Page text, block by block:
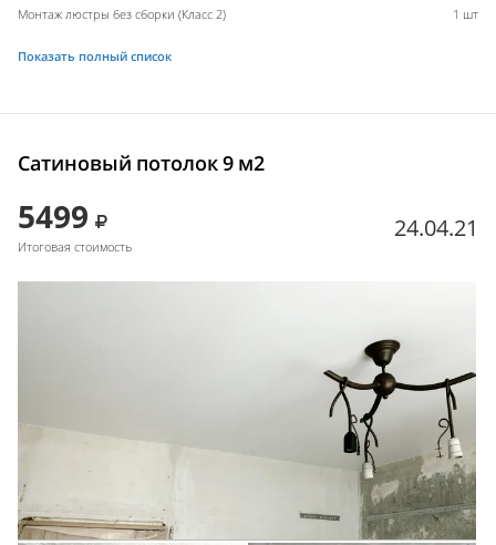
Монтаж люстры без сборки (Класс 2)
1 шт
Показать полный список
Сатиновый потолок 9 м2
5499
Итоговая стоимость
24.04.21